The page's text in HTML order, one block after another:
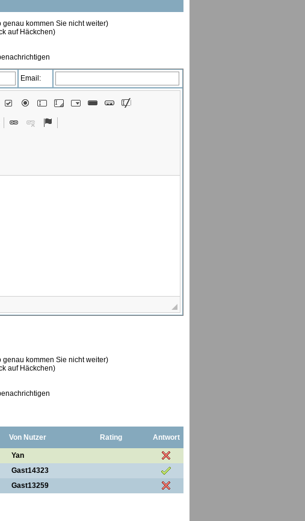
genau kommen Sie nicht weiter)
auf Häckchen)
Email:
genau kommen Sie nicht weiter)
auf Häckchen)
Von Nutzer Rating Antwort
Yan
Gast14323
Gast13259